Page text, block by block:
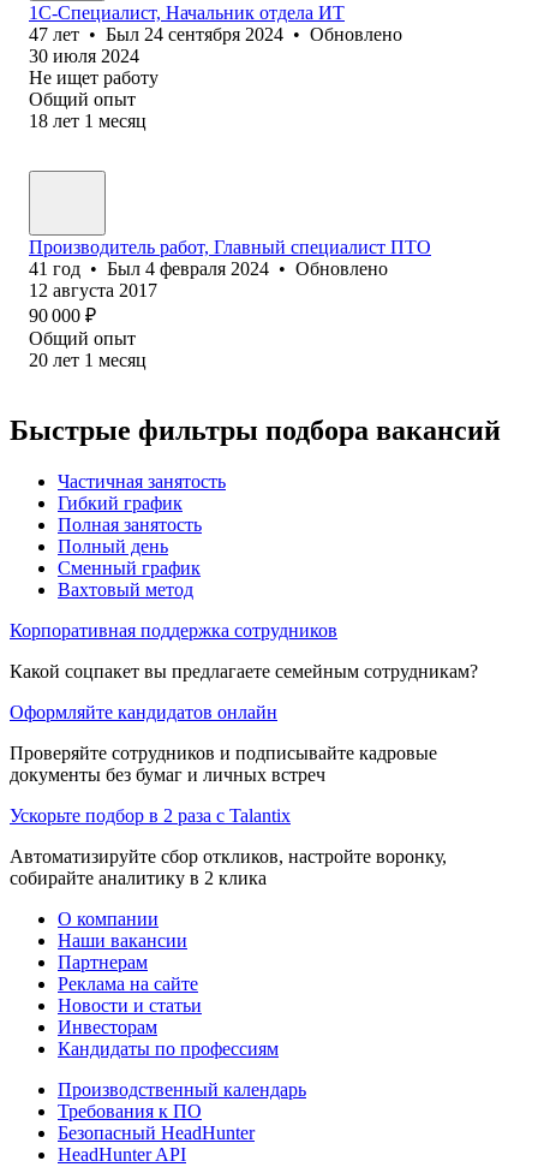
1С-Специалист, Начальник отдела ИТ
47 лет • Был 24 сентября 2024 • Обновлено
30 июля 2024
Не ищет работу
Общий опыт
18 лет 1 месяц
Производитель работ, Главный специалист ПТО
41 год • Был 4 февраля 2024 • Обновлено
12 августа 2017
90 000 ₽
Общий опыт
20 лет 1 месяц
Быстрые фильтры подбора вакансий
Частичная занятость
Гибкий график
Полная занятость
Полный день
Сменный график
Вахтовый метод
Корпоративная поддержка сотрудников
Какой соцпакет вы предлагаете семейным сотрудникам?
Оформляйте кандидатов онлайн
Проверяйте сотрудников и подписывайте кадровые
документы без бумаг и личных встреч
Ускорьте подбор в 2 раза с Talantix
Автоматизируйте сбор откликов, настройте воронку,
собирайте аналитику в 2 клика
О компании
Наши вакансии
Партнерам
Реклама на сайте
Новости и статьи
Инвесторам
Кандидаты по профессиям
Производственный календарь
Требования к ПО
Безопасный HeadHunter
HeadHunter API